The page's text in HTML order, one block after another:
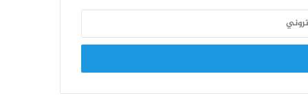
شعيب بمناسبة انتهاء خدمتها الوظيفية
افتتاح منافسات الدوري الرياضي